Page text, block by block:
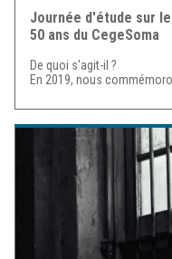
Journée d'étude sur
50 ans du CegeSoma
De quoi s'agit-il ?
En 2019, nous